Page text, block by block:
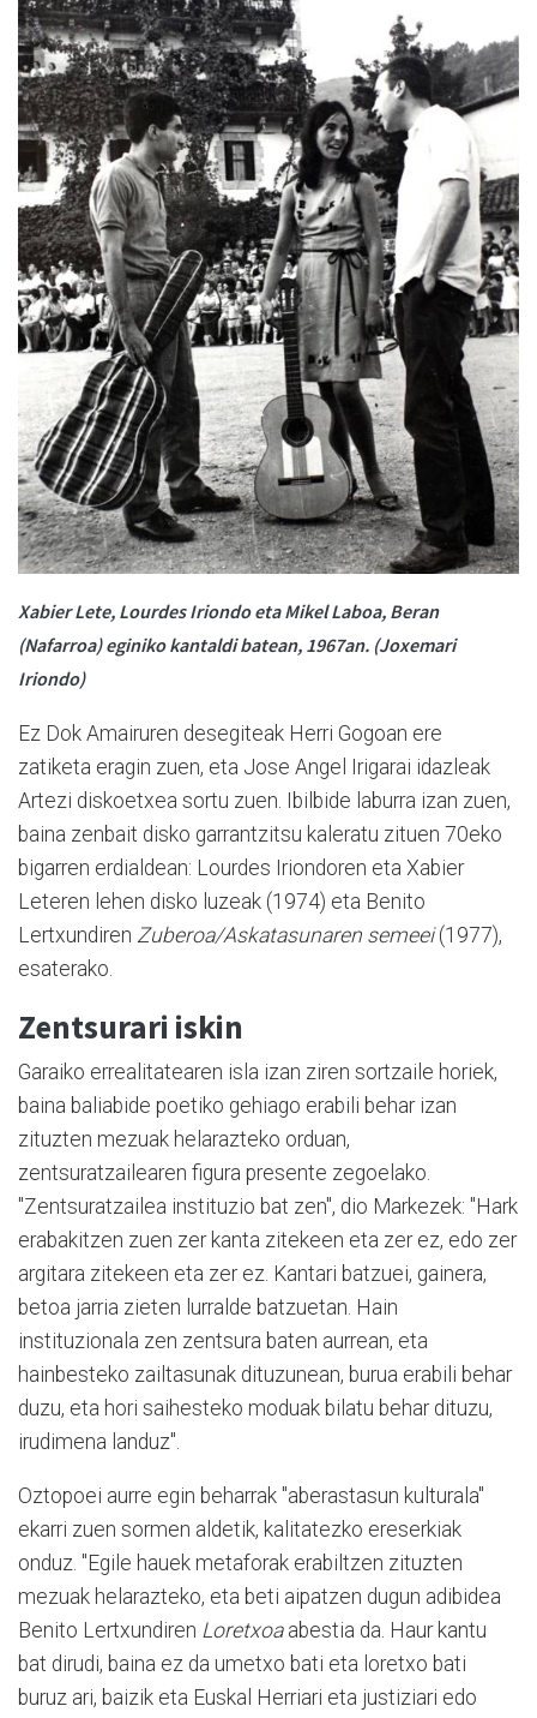
Xabier Lete, Lourdes Iriondo eta Mikel Laboa, Beran
(Nafarroa) eginiko kantaldi batean, 1967an. (Joxemari
Iriondo)
Ez Dok Amairuren desegiteak Herri Gogoan ere
zatiketa eragin zuen, eta Jose Angel Irigarai idazleak
Artezi diskoetxea sortu zuen. Ibilbide laburra izan zuen,
baina zenbait disko garrantzitsu kaleratu zituen 70eko
bigarren erdialdean: Lourdes Iriondoren eta Xabier
Leteren lehen disko luzeak (1974) eta Benito
Lertxundiren Zuberoa/Askatasunaren semeei(1977),
esaterako.
Zentsurari iskin
Garaiko errealitatearen isla izan ziren sortzaile horiek,
baina baliabide poetiko gehiago erabili behar izan
zituzten mezuak helarazteko orduan,
zentsuratzailearen figura presente zegoelako.
"Zentsuratzailea instituzio bat zen", dio Markezek: "Hark
erabakitzen zuen zer kanta zitekeen eta zer ez, edo zer
argitara zitekeen eta zer ez. Kantari batzuei, gainera,
betoa jarria zieten lurralde batzuetan. Hain
instituzionala zen zentsura baten aurrean, eta
hainbesteko zailtasunak dituzunean, burua erabili behar
duzu, eta hori saihesteko moduak bilatu behar dituzu,
irudimena landuz".
Oztopoei aurre egin beharrak "aberastasun kulturala"
ekarri zuen sormen aldetik, kalitatezko ereserkiak
onduz. "Egile hauek metaforak erabiltzen zituzten
mezuak helarazteko, eta beti aipatzen dugun adibidea
Benito Lertxundiren Loretxoaabestia da. Haur kantu
bat dirudi, baina ez da umetxo bati eta loretxo bati
buruz ari, baizik eta Euskal Herriari eta justiziari edo